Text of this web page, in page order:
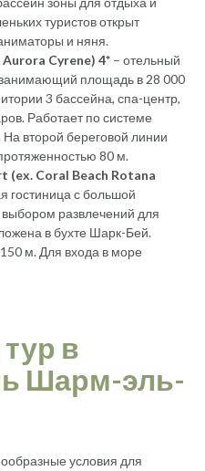
туристов открыт
и няня.
Cyrene) 4* – отельный
занимающий площадь в 28 000
3 бассейна, спа-центр,
Работает по системе
На второй береговой линии
80 м.
(ex. Coral Beach Rotana
гостиница с большой
развлечений для
в бухте Шарк-Бей.
м. Для входа в море
в
Шарм-эль-
условия для